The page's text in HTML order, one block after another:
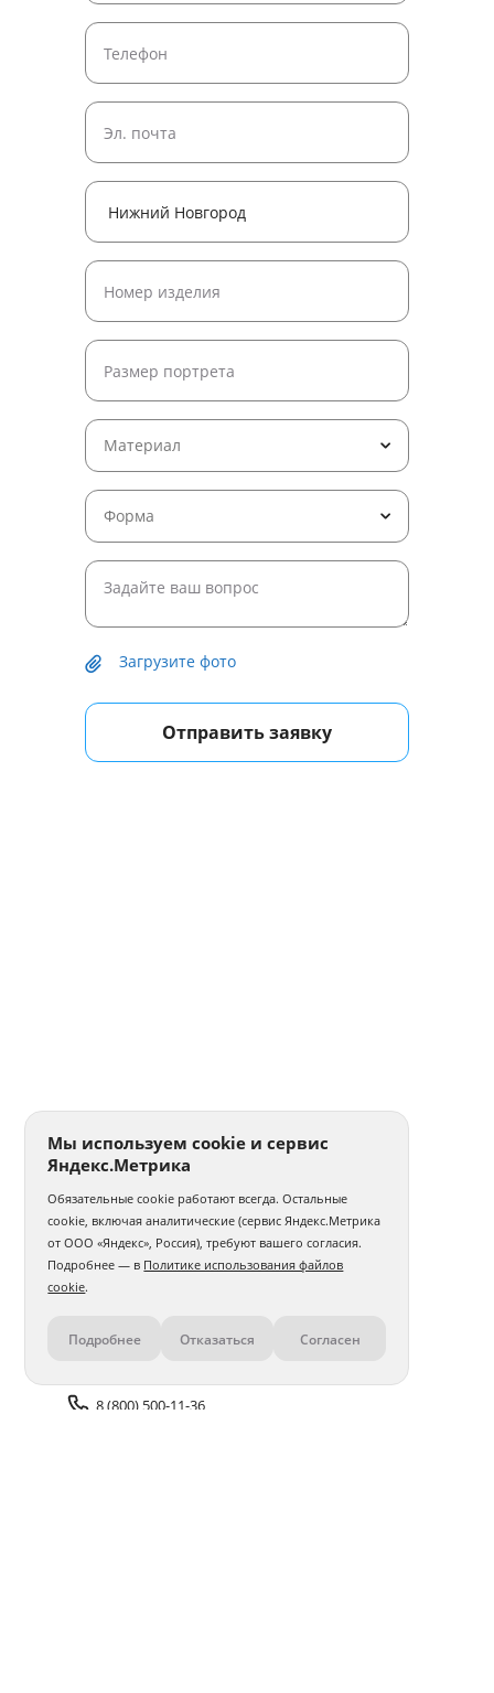
Материал
Форма
Загрузите фото
Отправить заявку
Контакты
8 (800) 500-11-36
Мы используем cookie и сервис
Яндекс.Метрика
Обязательные cookie работают всегда. Остальные
cookie, включая аналитические (сервис Яндекс.Метрика
от ООО «Яндекс», Россия), требуют вашего согласия.
Подробнее — в Политике использования файлов
cookie.
Подробнее Отказаться Согласен